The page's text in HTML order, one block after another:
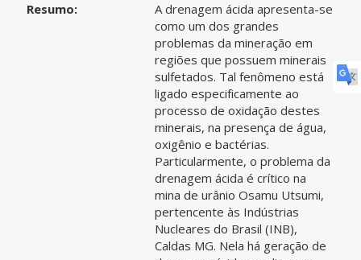
Resumo:
A drenagem ácida apresenta-se
como um dos grandes
problemas da mineração em
regiões que possuem minerais
sulfetados. Tal fenômeno está
ligado especificamente ao
processo de oxidação destes
minerais, na presença de água,
oxigênio e bactérias.
Particularmente, o problema da
drenagem ácida é crítico na
mina de urânio Osamu Utsumi,
pertencente às Indústrias
Nucleares do Brasil (INB),
Caldas MG. Nela há geração de